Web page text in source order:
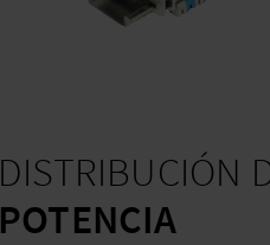
DISTRIBUCIÓN
POTENCIA